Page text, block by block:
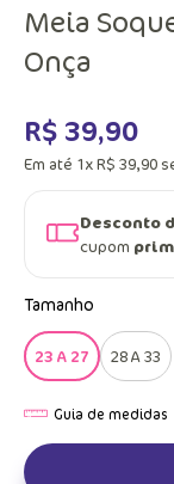
Meia
Onça
R$ 39,90
Em até 1xR$ 39,90
Desconto
cupom
Tamanho
23 A 27 28 A 33